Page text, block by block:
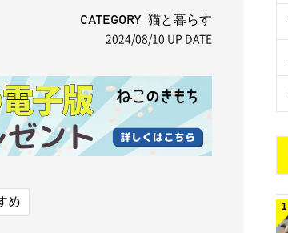
CATEGORY 猫と暮らす
2024/08/10 UP DATE
め